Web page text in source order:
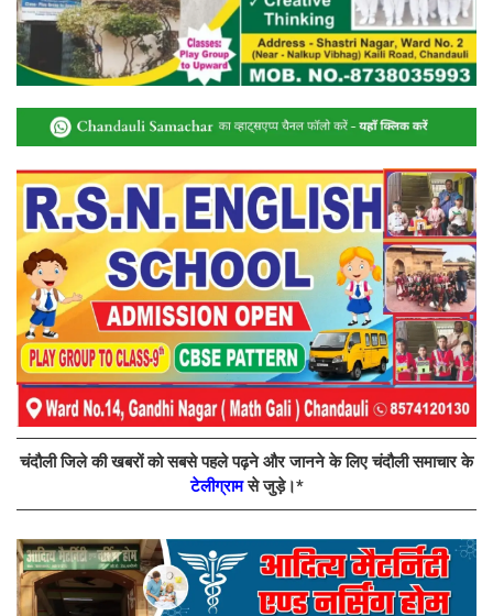
चंदौली जिले की खबरों को सबसे पहले पढ़ने और जानने के लिए चंदौली समाचार के
टेलीग्रामसे जुड़े।*